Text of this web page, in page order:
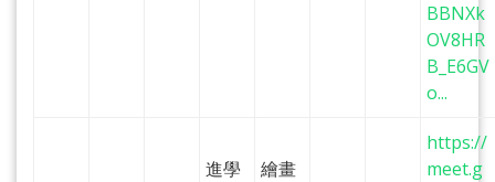
BBNXk
OV8HR
B_E6GV
o...
進學
繪畫
https://
meet.g